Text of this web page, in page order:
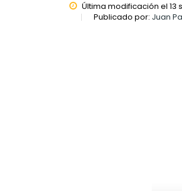
Última modificación el 13
Publicado por: Juan